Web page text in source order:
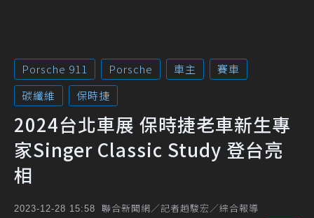
Porsche 911 Porsche 車主
賽車
碳纖維
保時捷
2024台北車展 保時捷老車新生專
家Singer Classic Study 登台亮
相
2023-12-28 15:58 聯合新聞網／記者趙駿宏／綜合報導